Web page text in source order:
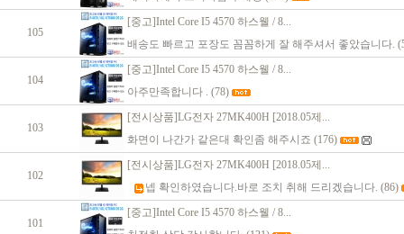
105
[중고]Intel Core I5 4570 하스웰 / 8...
배송도 빠르고 포장도 꼼꼼하게 잘 해주셔서 좋았습니다.
104
[중고]Intel Core I5 4570 하스웰 / 8...
아주만족합니다 . (78)
103
[전시상품]LG전자 27MK400H [2018.05제...
화면이 나간가 같은대 확인좀 해주시죠 (176)
102
[전시상품]LG전자 27MK400H [2018.05제...
넵 확인하였습니다.바로 조치 취해 드리겠습니다. (86)
101
[중고]Intel Core I5 4570 하스웰 / 8...